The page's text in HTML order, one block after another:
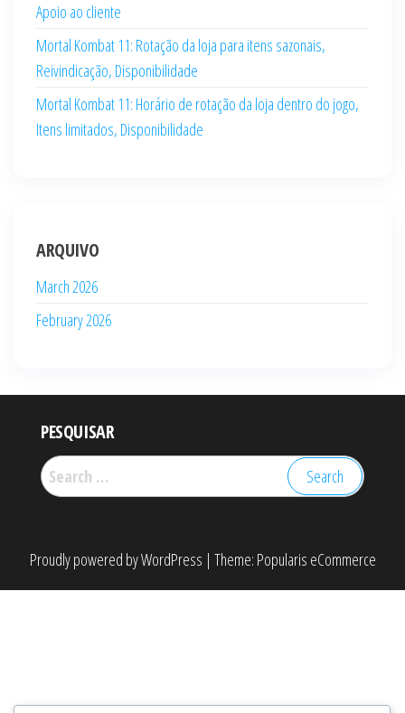
Apoio ao cliente
Mortal Kombat 11: Rotação da loja para itens sazonais,
Reivindicação, Disponibilidade
Mortal Kombat 11: Horário de rotação da loja dentro do jogo,
Itens limitados, Disponibilidade
ARQUIVO
March 2026
February 2026
PESQUISAR
Search
for:
Proudly powered byWordPress | Theme: Popularis eCommerce